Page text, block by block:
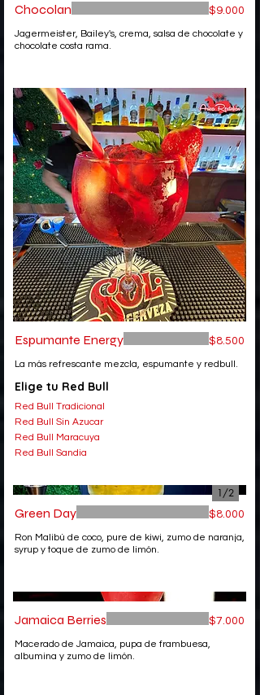
Chocolan
Jagermeister, Bailey's, crema, salsa de chocolate y
chocolate costa rama.
$9.000
Espumante Energy
La más refrescante mezcla, espumante y redbull.
$8.500
Elige tu Red Bull
Red Bull Tradicional
Red Bull Sin Azucar
Red Bull Maracuya
Red Bull Sandia
Green Day
Ron Malibú de coco, pure de kiwi, zumo de naranja,
syrup y toque de zumo de limón.
$8.000
1/2
Jamaica Berries
Macerado de Jamaica, pupa de frambuesa,
albumina y zumo de limón.
$7.000